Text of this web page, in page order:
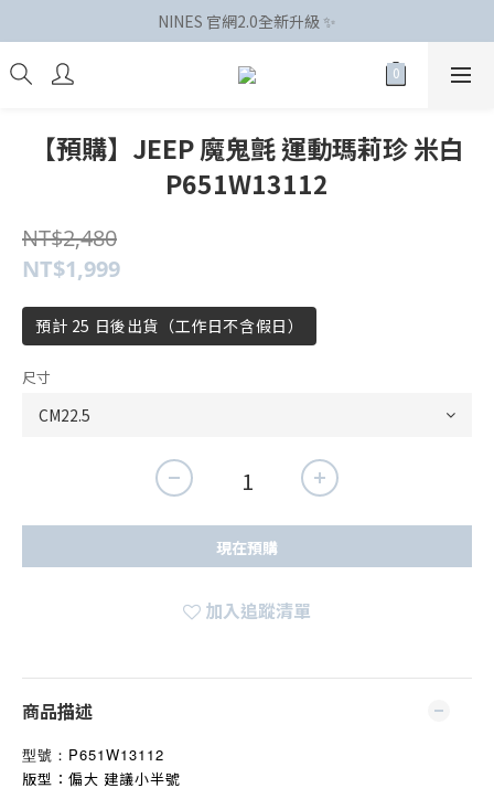
NINES 官網2.0全新升級 ✨
【預購】JEEP 魔鬼氈 運動瑪莉珍 米白
P651W13112
NT$2,480
NT$1,999
預計 25 日後出貨（工作日不含假日）
尺寸
現在預購
加入追蹤清單
商品描述
型號： P651W13112
版型：偏大 建議小半號